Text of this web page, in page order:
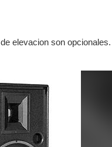
elevacion son